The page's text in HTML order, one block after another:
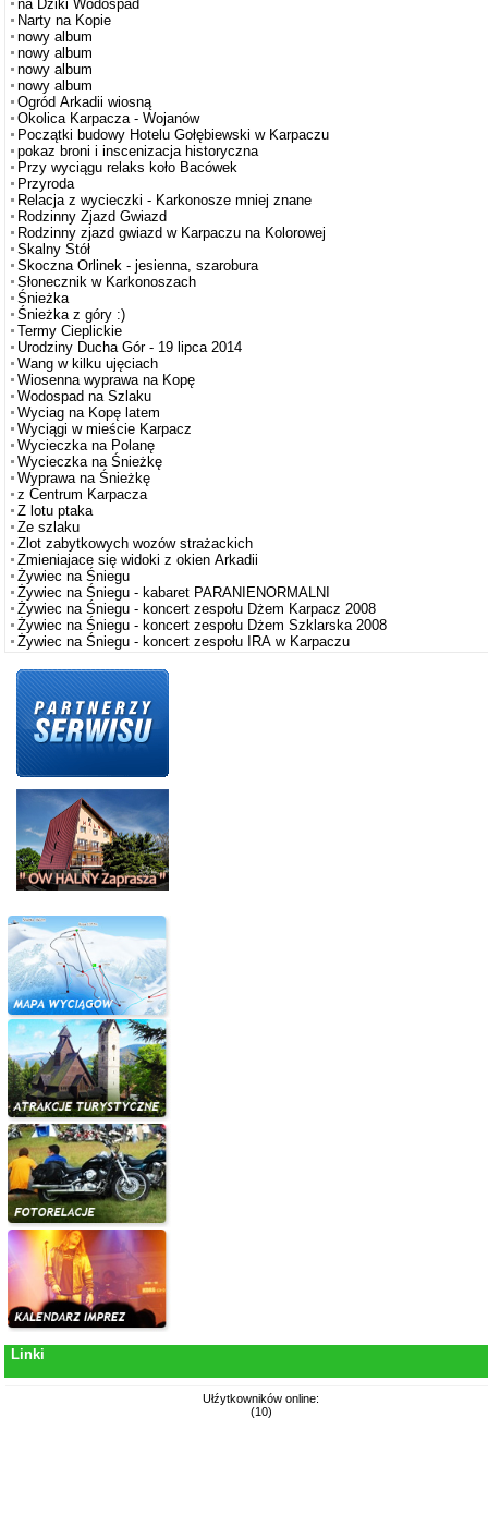
na Dziki Wodospad
Narty na Kopie
nowy album
nowy album
nowy album
nowy album
Ogród Arkadii wiosną
Okolica Karpacza - Wojanów
Początki budowy Hotelu Gołębiewski w Karpaczu
pokaz broni i inscenizacja historyczna
Przy wyciągu relaks koło Bacówek
Przyroda
Relacja z wycieczki - Karkonosze mniej znane
Rodzinny Zjazd Gwiazd
Rodzinny zjazd gwiazd w Karpaczu na Kolorowej
Skalny Stół
Skoczna Orlinek - jesienna, szarobura
Słonecznik w Karkonoszach
Śnieżka
Śnieżka z góry :)
Termy Cieplickie
Urodziny Ducha Gór - 19 lipca 2014
Wang w kilku ujęciach
Wiosenna wyprawa na Kopę
Wodospad na Szlaku
Wyciag na Kopę latem
Wyciągi w mieście Karpacz
Wycieczka na Polanę
Wycieczka na Śnieżkę
Wyprawa na Śnieżkę
z Centrum Karpacza
Z lotu ptaka
Ze szlaku
Zlot zabytkowych wozów strażackich
Zmieniajace się widoki z okien Arkadii
Żywiec na Śniegu
Żywiec na Śniegu - kabaret PARANIENORMALNI
Żywiec na Śniegu - koncert zespołu Dżem Karpacz 2008
Żywiec na Śniegu - koncert zespołu Dżem Szklarska 2008
Żywiec na Śniegu - koncert zespołu IRA w Karpaczu
Linki
Ułźytkowników online:
(10)